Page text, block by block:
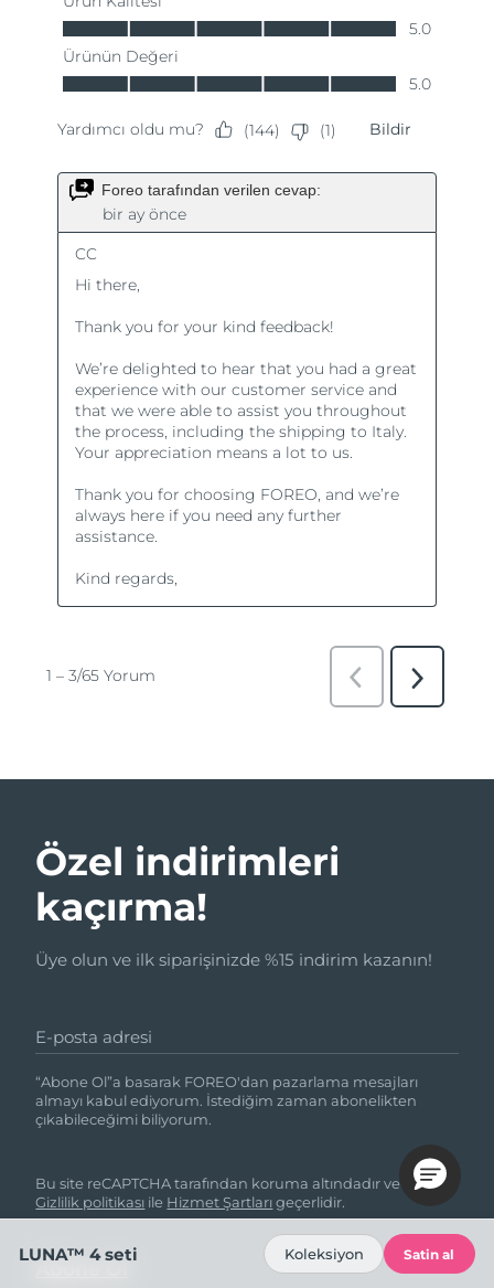
Özel indirimleri
kaçırma!
Üye olun ve ilk siparişinizde %15 indirim kazanın!
E-posta adresi
“Abone Ol”a basarak FOREO'dan pazarlama mesajları
almayı kabul ediyorum. İstediğim zaman abonelikten
çıkabileceğimi biliyorum.
Bu site reCAPTCHA tarafından koruma altındadır ve Google
Gizlilik politikası ile Hizmet Şartlarıgeçerlidir.
LUNA™ 4 seti Koleksiyon Satin al